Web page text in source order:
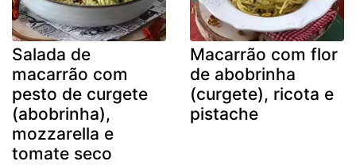
Salada de
macarrão com
pesto de curgete
(abobrinha),
mozzarella e
tomate seco
Macarrão com flor
de abobrinha
(curgete), ricota e
pistache